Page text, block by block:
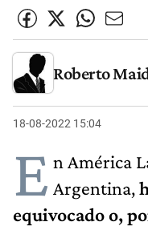
Roberto
18-08-2022 15:04
E n América
Argentina,
equivocado o,